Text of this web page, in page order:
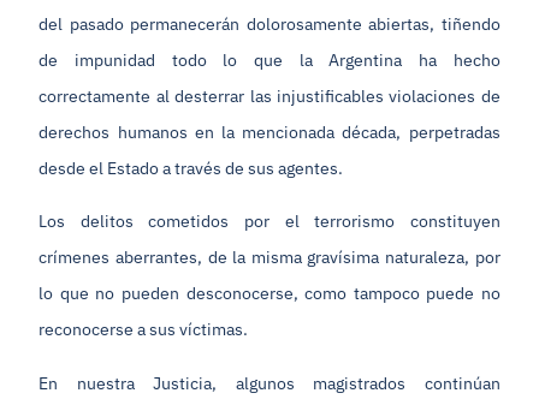
del pasado permanecerán dolorosamente abiertas, tiñendo
de impunidad todo lo que la Argentina ha hecho
correctamente al desterrar las injustificables violaciones de
derechos humanos en la mencionada década, perpetradas
desde el Estado a través de sus agentes.
Los delitos cometidos por el terrorismo constituyen
crímenes aberrantes, de la misma gravísima naturaleza, por
lo que no pueden desconocerse, como tampoco puede no
reconocerse a sus víctimas.
En nuestra Justicia, algunos magistrados continúan